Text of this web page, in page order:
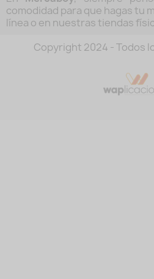
comodidad para que hagas tu
línea o en nuestras tiendas
Copyright 2024 - Todos